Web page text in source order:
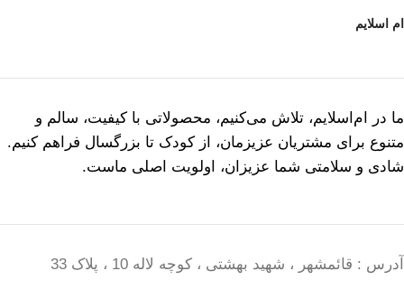
ام اسلایم
ما در ام‌اسلایم، تلاش می‌کنیم، محصولاتی با کیفیت، سالم و
متنوع برای مشتریان عزیزمان، از کودک تا بزرگسال فراهم کنیم.
شادی و سلامتی شما عزیزان، اولویت اصلی ماست.
آدرس : قائمشهر ، شهید بهشتی ، کوچه لاله 10 ، پلاک 33